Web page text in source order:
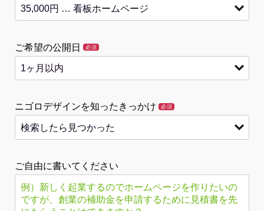
ご希望の公開日 必須
ニゴロデザインを知ったきっかけ 必須
ご自由に書いてください